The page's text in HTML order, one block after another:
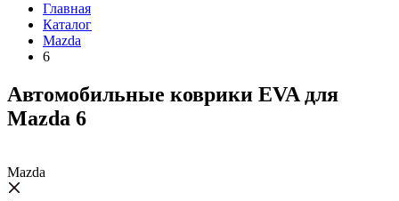
Главная
Каталог
Mazda
6
Автомобильные коврики EVA для
Mazda 6
Mazda